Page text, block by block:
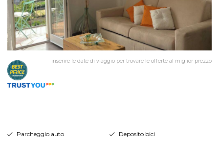
inserire le date di viaggio per trovare le offerte al miglior prezzo
Parcheggio auto
Deposito bici